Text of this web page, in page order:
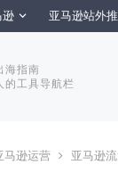
逊 亚马逊站外
海指南
的工具导航栏
马逊运营 亚马逊